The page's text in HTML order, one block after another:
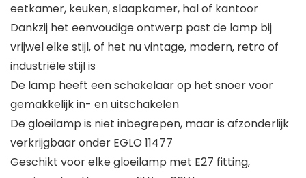
eetkamer, keuken, slaapkamer, hal of kantoor
Dankzij het eenvoudige ontwerp past de lamp bij
vrijwel elke stijl, of het nu vintage, modern, retro of
industriële stijl is
De lamp heeft een schakelaar op het snoer voor
gemakkelijk in- en uitschakelen
De gloeilamp is niet inbegrepen, maar is afzonderlijk
verkrijgbaar onder EGLO 11477
Geschikt voor elke gloeilamp met E27 fitting,